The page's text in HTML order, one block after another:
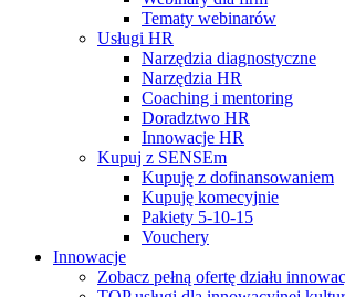
Tematy webinarów
Usługi HR
Narzędzia diagnostyczne
Narzędzia HR
Coaching i mentoring
Doradztwo HR
Innowacje HR
Kupuj z SENSEm
Kupuję z dofinansowaniem
Kupuję komecyjnie
Pakiety 5-10-15
Vouchery
Innowacje
Zobacz pełną ofertę działu